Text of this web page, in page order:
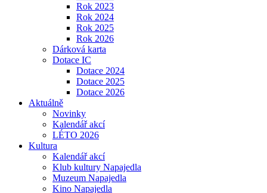
Rok 2023
Rok 2024
Rok 2025
Rok 2026
Dárková karta
Dotace IC
Dotace 2024
Dotace 2025
Dotace 2026
Aktuálně
Novinky
Kalendář akcí
LÉTO 2026
Kultura
Kalendář akcí
Klub kultury Napajedla
Muzeum Napajedla
Kino Napajedla